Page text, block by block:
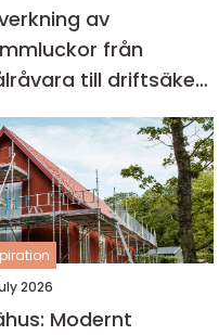
av
från
till driftsäker
2026
Modernt